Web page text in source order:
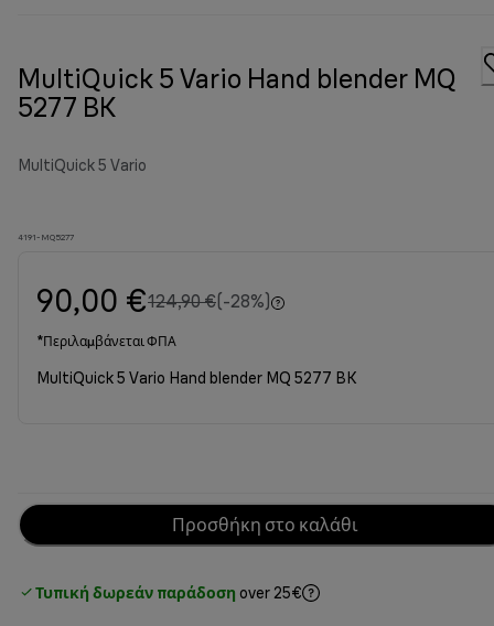
MultiQuick 5 Vario Hand blender MQ
5277 BK
MultiQuick 5 Vario
4191-MQ5277
90,00 €124,90 €αρχική τιμή 124,90 €
(-28%)
*Περιλαμβάνεται ΦΠΑ
MultiQuick 5 Vario Hand blender MQ 5277 BK
Προσθήκη στο καλάθι
Τυπική δωρεάν παράδοση over 25€